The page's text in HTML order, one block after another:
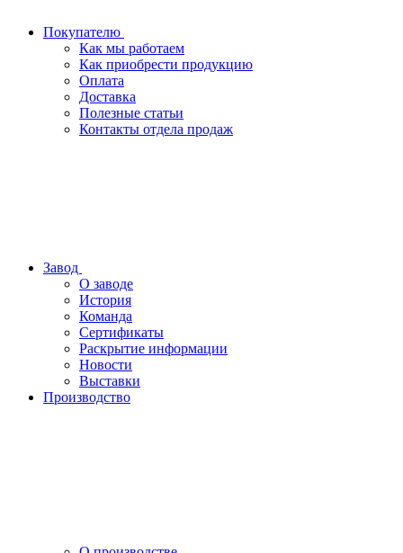
Покупателю
Как мы работаем
Как приобрести продукцию
Оплата
Доставка
Полезные статьи
Контакты отдела продаж
Завод
О заводе
История
Команда
Сертификаты
Раскрытие информации
Новости
Выставки
Производство